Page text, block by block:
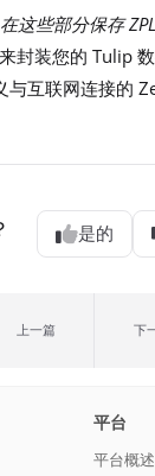
在这些部分保存
封装您的 Tulip 数
互联网连接的
是的
上一篇 下
平台
平台概述